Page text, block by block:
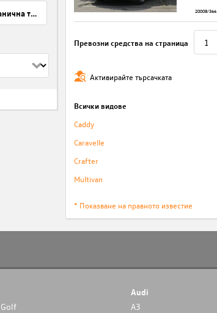
Механична трансмисия 20008/366
Превозни средства на страница
Активирайте търсачката
Всички видове
Caddy
Caravelle
Crafter
Multivan
* Показване на правното известие
Golf
Audi
A3